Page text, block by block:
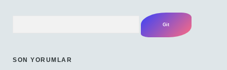
SON YORUMLAR